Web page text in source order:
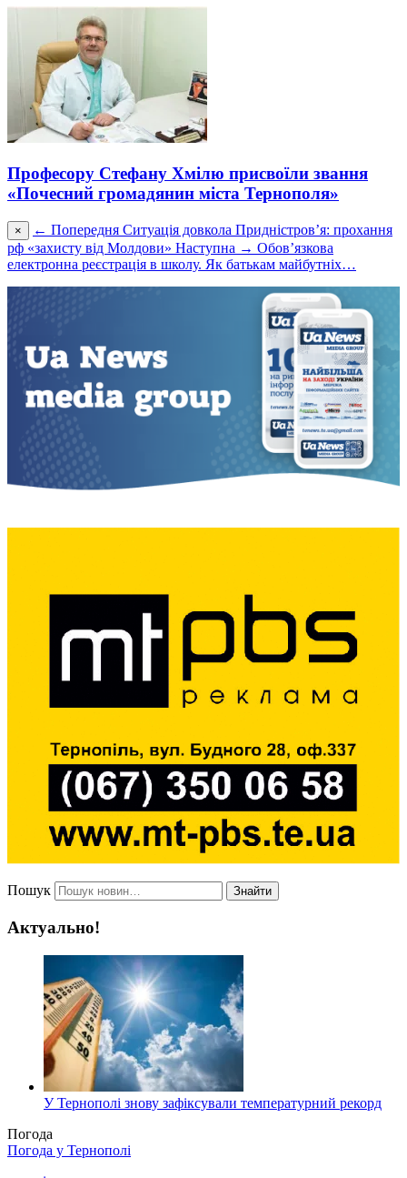
Професору Стефану Хмілю присвоїли звання
«Почесний громадянин міста Тернополя»
× ← Попередня Ситуація довкола Придністров’я: прохання
рф «захисту від Молдови» Наступна → Обов’язкова
електронна реєстрація в школу. Як батькам майбутніх…
Пошук Знайти
Актуально!
У Тернополі знову зафіксували температурний рекорд
Погода
Погода у Тернополі